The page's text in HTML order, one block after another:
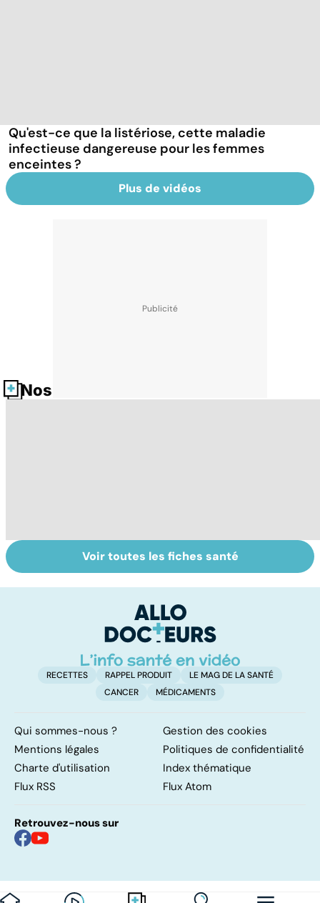
Qu'est-ce que la listériose, cette maladie
infectieuse dangereuse pour les femmes
enceintes ?
Plus de vidéos
Nos fiches santé
La tuberculose
pulmonaire
Pré-éclampsie :
attention,
risque !
Voir toutes les fiches santé
RECETTES RAPPEL PRODUIT
LE MAG DE LA SANTÉ
CANCER
MÉDICAMENTS
Qui sommes-nous ?
Gestion des cookies
Mentions légales
Politiques de confidentialité
Charte d'utilisation
Index thématique
Flux RSS
Flux Atom
Retrouvez-nous sur